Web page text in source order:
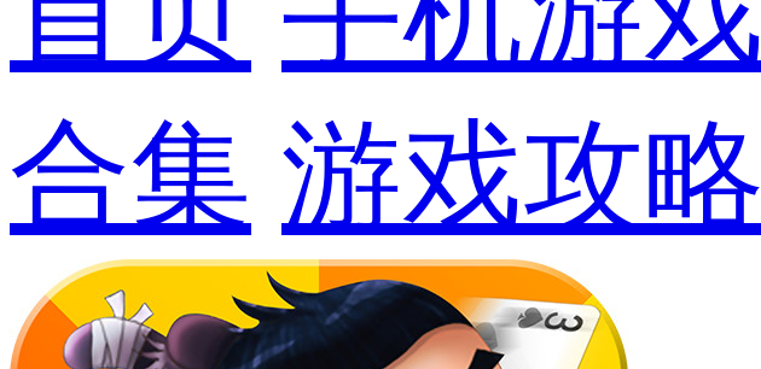
合集 游戏攻略